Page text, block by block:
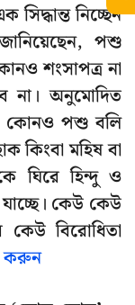
নিচ্ছেন
পশু
শংসাপত্র না
না। অনুমোদিত
কোনও পশু বলি
কিংবা মহিষ বা
ঘিরে হিন্দু ও
যাচ্ছে। কেউ কেউ
বিরোধিতা
করুন